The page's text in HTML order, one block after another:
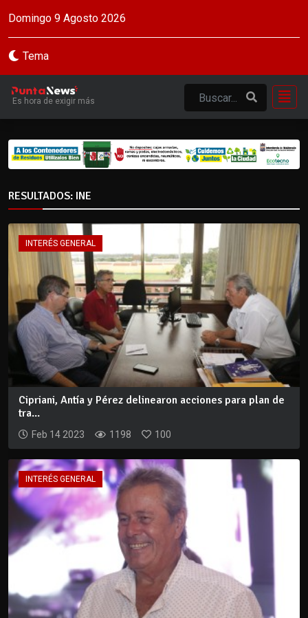
Domingo 9 Agosto 2026
Tema
Es hora de exigir más
RESULTADOS: INE
INTERÉS GENERAL
Cipriani, Antía y Pérez delinearon acciones para plan de
tra...
Feb 14 2023 1198 100
INTERÉS GENERAL